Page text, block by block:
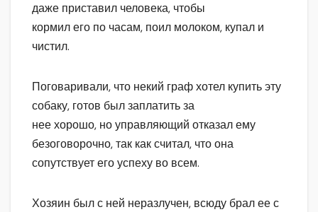
даже приставил человека, чтобы
кормил его по часам, поил молоком, купал и
чистил.
Поговаривали, что некий граф хотел купить эту
собаку, готов был заплатить за
нее хорошо, но управляющий отказал ему
безоговорочно, так как считал, что она
сопутствует его успеху во всем.
Хозяин был с ней неразлучен, всюду брал ее с